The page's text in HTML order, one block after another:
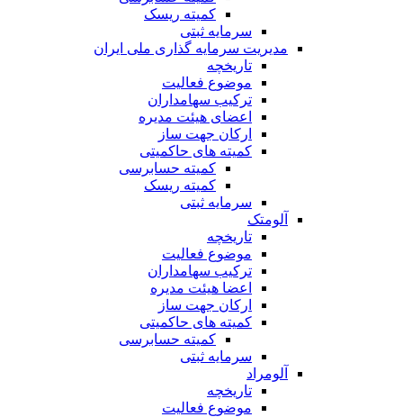
کمیته ریسک
سرمایه ثبتی
مدیریت سرمایه گذاری ملی ایران
تاریخچه
موضوع فعالیت
ترکیب سهامداران
اعضای هیئت مدیره
ارکان جهت ساز
کمیته های حاکمیتی
کمیته حسابرسی
کمیته ریسک
سرمایه ثبتی
آلومتک
تاریخچه
موضوع فعالیت
ترکیب سهامداران
اعضا هیئت مدیره
ارکان جهت ساز
کمیته های حاکمیتی
کمیته حسابرسی
سرمایه ثبتی
آلومراد
تاریخچه
موضوع فعالیت